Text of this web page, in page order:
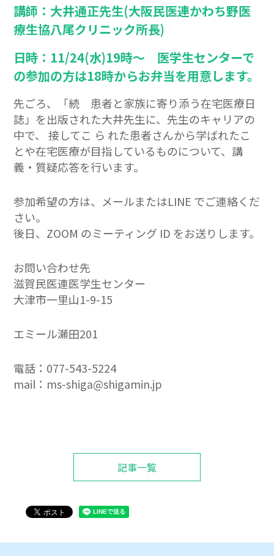
講師：大井通正先生(大阪民医連かわち野医
療生協八尾クリニック所長)
日時：11/24(水)19時～ 医学生センターで
の参加の方は18時からお弁当を用意します。
先ごろ、「続 患者と家族に寄り添う在宅医療日
誌」を出版された大井先生に、先生のキャリアの
中で、 接してこ ら れた患者さんから学ばれたこ
とや在宅医療が目指しているものについて、講
義・質疑応答を行います。
参加希望の方は、メールまたはLINE でご連絡くだ
さい。
後日、ZOOM のミーティング ID をお送りします。
お問い合わせ先
滋賀民医連医学生センター
大津市一里山1-9-15
エミール瀬田201
電話：077-543-5224
mail：ms-shiga@shigamin.jp
記事一覧